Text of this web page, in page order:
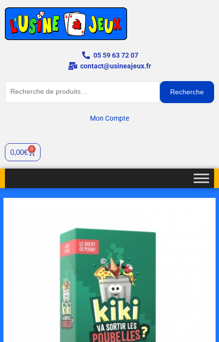
contenu
05 59 63 72 07
contact@usineajeux.fr
Recherche
Mon Compte
0,00€ 0
Panier